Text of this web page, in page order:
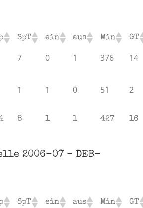
SpT ein aus Min GT
7 0 1 376 14
1 1 0 51 2
8 1 1 427 16
2006-07 - DEB-
SpT ein aus Min GT